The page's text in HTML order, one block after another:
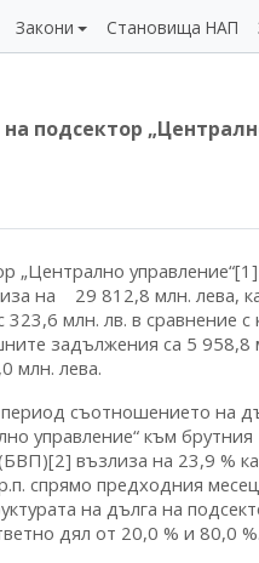
Закони Становища НАП
подсектор
„Централно
на 29 812,8 млн. лева,
млн. лв. в сравнение с
задължения са 5 958,8
млн. лева.
съотношението на
управление“ към брутния
възлиза на 23,9 %
спрямо предходния
на дълга на
дял от 20,0 % и 80,0 %.